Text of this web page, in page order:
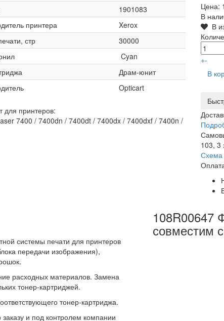
1901083
принтера
Xerox
стр
30000
Cyan
Драм-юнит
Opticart
для принтеров:
7400 / 7400dn / 7400dt / 7400dx / 7400dxf / 7400n /
Цена:
В
В
+-
В
103, 3
Схема
системы печати для принтеров
передачи изображения),
расходных материалов. Замена
тонер-картриджей.
тонер-картриджа.
и под контролем компании
108R00647
совместим